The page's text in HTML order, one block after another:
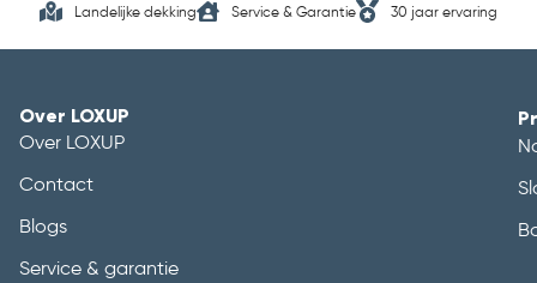
Landelijke dekking Service & Garantie 30 jaar ervaring
Over LOXUP
Over LOXUP
Contact
Blogs
Service & garantie